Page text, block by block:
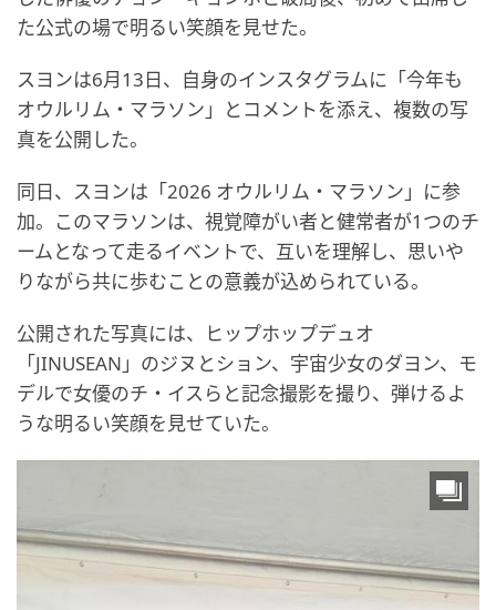
た公式の場で明るい笑顔を見せた。
スヨンは6月13日、自身のインスタグラムに「今年も
オウルリム・マラソン」とコメントを添え、複数の写
真を公開した。
同日、スヨンは「2026 オウルリム・マラソン」に参
加。このマラソンは、視覚障がい者と健常者が1つのチ
ームとなって走るイベントで、互いを理解し、思いや
りながら共に歩むことの意義が込められている。
公開された写真には、ヒップホップデュオ
「JINUSEAN」のジヌとション、宇宙少女のダヨン、モ
デルで女優のチ・イスらと記念撮影を撮り、弾けるよ
うな明るい笑顔を見せていた。